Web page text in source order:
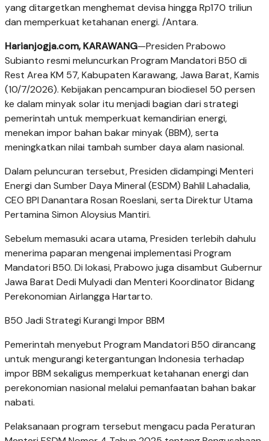
yang ditargetkan menghemat devisa hingga Rp170 triliun
dan memperkuat ketahanan energi. /Antara.
Harianjogja.com, KARAWANG—Presiden Prabowo
Subianto resmi meluncurkan Program Mandatori B50 di
Rest Area KM 57, Kabupaten Karawang, Jawa Barat, Kamis
(10/7/2026). Kebijakan pencampuran biodiesel 50 persen
ke dalam minyak solar itu menjadi bagian dari strategi
pemerintah untuk memperkuat kemandirian energi,
menekan impor bahan bakar minyak (BBM), serta
meningkatkan nilai tambah sumber daya alam nasional.
Dalam peluncuran tersebut, Presiden didampingi Menteri
Energi dan Sumber Daya Mineral (ESDM) Bahlil Lahadalia,
CEO BPI Danantara Rosan Roeslani, serta Direktur Utama
Pertamina Simon Aloysius Mantiri.
Sebelum memasuki acara utama, Presiden terlebih dahulu
menerima paparan mengenai implementasi Program
Mandatori B50. Di lokasi, Prabowo juga disambut Gubernur
Jawa Barat Dedi Mulyadi dan Menteri Koordinator Bidang
Perekonomian Airlangga Hartarto.
B50 Jadi Strategi Kurangi Impor BBM
Pemerintah menyebut Program Mandatori B50 dirancang
untuk mengurangi ketergantungan Indonesia terhadap
impor BBM sekaligus memperkuat ketahanan energi dan
perekonomian nasional melalui pemanfaatan bahan bakar
nabati.
Pelaksanaan program tersebut mengacu pada Peraturan